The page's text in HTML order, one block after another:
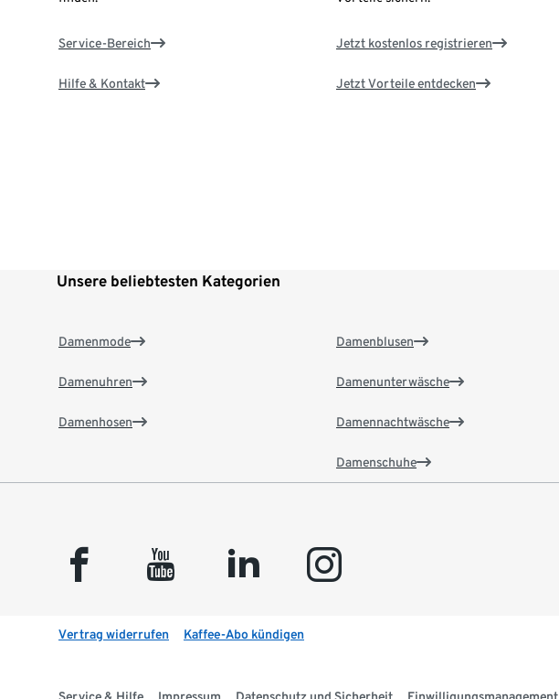
Service-Bereich
Hilfe & Kontakt
Jetzt kostenlos registrieren
Jetzt Vorteile entdecken
Unsere beliebtesten Kategorien
Damenmode
Damenuhren
Damenhosen
Damenblusen
Damenunterwäsche
Damennachtwäsche
Damenschuhe
facebook youtube linkedin instagram
Vertrag widerrufen Kaffee-Abo kündigen